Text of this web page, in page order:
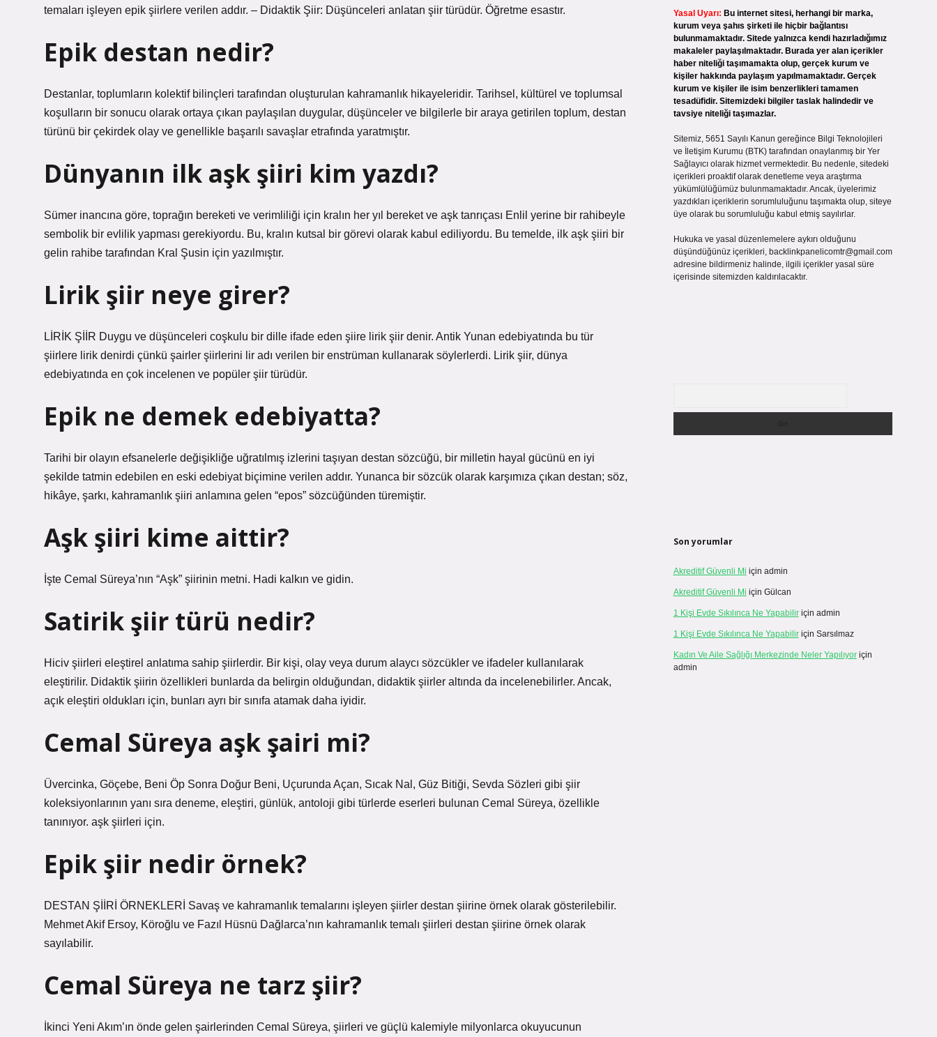
temaları işleyen epik şiirlere verilen addır. – Didaktik Şiir: Düşünceleri anlatan şiir türüdür. Öğretme esastır.
Epik destan nedir?
Destanlar, toplumların kolektif bilinçleri tarafından oluşturulan kahramanlık hikayeleridir. Tarihsel, kültürel ve toplumsal
koşulların bir sonucu olarak ortaya çıkan paylaşılan duygular, düşünceler ve bilgilerle bir araya getirilen toplum, destan
türünü bir çekirdek olay ve genellikle başarılı savaşlar etrafında yaratmıştır.
Dünyanın ilk aşk şiiri kim yazdı?
Sümer inancına göre, toprağın bereketi ve verimliliği için kralın her yıl bereket ve aşk tanrıçası Enlil yerine bir rahibeyle
sembolik bir evlilik yapması gerekiyordu. Bu, kralın kutsal bir görevi olarak kabul ediliyordu. Bu temelde, ilk aşk şiiri bir
gelin rahibe tarafından Kral Şusin için yazılmıştır.
Lirik şiir neye girer?
LİRİK ŞİİR Duygu ve düşünceleri coşkulu bir dille ifade eden şiire lirik şiir denir. Antik Yunan edebiyatında bu tür
şiirlere lirik denirdi çünkü şairler şiirlerini lir adı verilen bir enstrüman kullanarak söylerlerdi. Lirik şiir, dünya
edebiyatında en çok incelenen ve popüler şiir türüdür.
Epik ne demek edebiyatta?
Tarihi bir olayın efsanelerle değişikliğe uğratılmış izlerini taşıyan destan sözcüğü, bir milletin hayal gücünü en iyi
şekilde tatmin edebilen en eski edebiyat biçimine verilen addır. Yunanca bir sözcük olarak karşımıza çıkan destan; söz,
hikâye, şarkı, kahramanlık şiiri anlamına gelen “epos” sözcüğünden türemiştir.
Aşk şiiri kime aittir?
İşte Cemal Süreya’nın “Aşk” şiirinin metni. Hadi kalkın ve gidin.
Satirik şiir türü nedir?
Hiciv şiirleri eleştirel anlatıma sahip şiirlerdir. Bir kişi, olay veya durum alaycı sözcükler ve ifadeler kullanılarak
eleştirilir. Didaktik şiirin özellikleri bunlarda da belirgin olduğundan, didaktik şiirler altında da incelenebilirler. Ancak,
açık eleştiri oldukları için, bunları ayrı bir sınıfa atamak daha iyidir.
Cemal Süreya aşk şairi mi?
Üvercinka, Göçebe, Beni Öp Sonra Doğur Beni, Uçurunda Açan, Sıcak Nal, Güz Bitiği, Sevda Sözleri gibi şiir
koleksiyonlarının yanı sıra deneme, eleştiri, günlük, antoloji gibi türlerde eserleri bulunan Cemal Süreya, özellikle
tanınıyor. aşk şiirleri için.
Epik şiir nedir örnek?
DESTAN ŞİİRİ ÖRNEKLERİ Savaş ve kahramanlık temalarını işleyen şiirler destan şiirine örnek olarak gösterilebilir.
Mehmet Akif Ersoy, Köroğlu ve Fazıl Hüsnü Dağlarca’nın kahramanlık temalı şiirleri destan şiirine örnek olarak
sayılabilir.
Cemal Süreya ne tarz şiir?
İkinci Yeni Akım’ın önde gelen şairlerinden Cemal Süreya, şiirleri ve güçlü kalemiyle milyonlarca okuyucunun
Yasal Uyarı: Bu internet sitesi, herhangi bir marka,
kurum veya şahıs şirketi ile hiçbir bağlantısı
bulunmamaktadır. Sitede yalnızca kendi hazırladığımız
makaleler paylaşılmaktadır. Burada yer alan içerikler
haber niteliği taşımamakta olup, gerçek kurum ve
kişiler hakkında paylaşım yapılmamaktadır. Gerçek
kurum ve kişiler ile isim benzerlikleri tamamen
tesadüfidir. Sitemizdeki bilgiler taslak halindedir ve
tavsiye niteliği taşımazlar.
Sitemiz, 5651 Sayılı Kanun gereğince Bilgi Teknolojileri
ve İletişim Kurumu (BTK) tarafından onaylanmış bir Yer
Sağlayıcı olarak hizmet vermektedir. Bu nedenle, sitedeki
içerikleri proaktif olarak denetleme veya araştırma
yükümlülüğümüz bulunmamaktadır. Ancak, üyelerimiz
yazdıkları içeriklerin sorumluluğunu taşımakta olup, siteye
üye olarak bu sorumluluğu kabul etmiş sayılırlar.
Hukuka ve yasal düzenlemelere aykırı olduğunu
düşündüğünüz içerikleri, backlinkpanelicomtr@gmail.com
adresine bildirmeniz halinde, ilgili içerikler yasal süre
içerisinde sitemizden kaldırılacaktır.
Son yorumlar
Akreditif Güvenli Mi için admin
Akreditif Güvenli Mi için Gülcan
1 Kişi Evde Sıkılınca Ne Yapabiliriçin admin
1 Kişi Evde Sıkılınca Ne Yapabiliriçin Sarsılmaz
Kadın Ve Aile Sağlığı Merkezinde Neler Yapılıyoriçin
admin